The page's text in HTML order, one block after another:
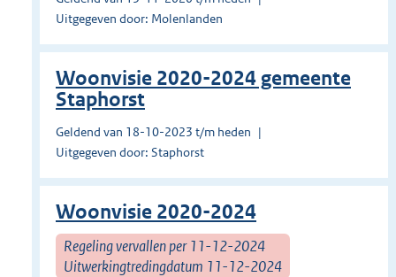
Uitgegeven door: Molenlanden
Woonvisie 2020-2024 gemeente
Staphorst
Geldend van 18-10-2023 t/m heden
Uitgegeven door: Staphorst
Woonvisie 2020-2024
Regeling vervallen per 11-12-2024
Uitwerkingtredingdatum 11-12-2024